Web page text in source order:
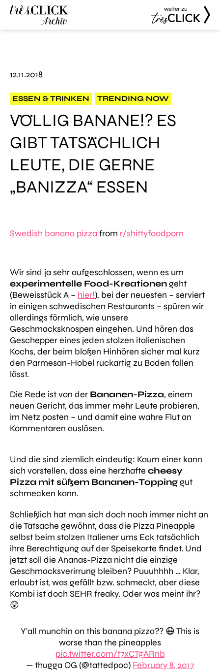
weiter zu
12.11.2018
ESSEN & TRINKEN TRENDING NOW
VÖLLIG BANANE!? ES
GIBT TATSÄCHLICH
LEUTE, DIE GERNE
„BANIZZA“ ESSEN
Swedish banana pizza from r/shittyfoodporn
Wir sind ja sehr aufgeschlossen, wenn es um
experimentelle Food-Kreationengeht
(Beweisstück A – hier!), bei der neuesten – serviert
in einigen schwedischen Restaurants – spüren wir
allerdings förmlich, wie unsere
Geschmacksknospen eingehen. Und hören das
Geschepper eines jeden stolzen italienischen
Kochs, der beim bloßen Hinhören sicher mal kurz
den Parmesan-Hobel ruckartig zu Boden fallen
lässt.
Die Rede ist von der Bananen-Pizza, einem
neuen Gericht, das immer mehr Leute probieren,
im Netz posten – und damit eine wahre Flut an
Kommentaren auslösen.
Und die sind ziemlich eindeutig: Kaum einer kann
sich vorstellen, dass eine herzhafte cheesy
Pizza mit süßem Bananen-Toppinggut
schmecken kann.
Schließlich hat man sich doch noch immer nicht an
die Tatsache gewöhnt, dass die Pizza Pineapple
selbst beim stolzen Italiener ums Eck tatsächlich
ihre Berechtigung auf der Speisekarte findet. Und
jetzt soll die Ananas-Pizza nicht die einzige
Geschmacksverirrung bleiben? Puuuhhhh … Klar,
erlaubt ist, was gefällt bzw. schmeckt, aber diese
Kombi ist doch SEHR freaky. Oder was meint ihr?
😲
Y'all munchin on this banana pizza?? 😷 This is
worse than the pineapples
pic.twitter.com/t7xCTgARnb
— thugga OG (@tattedpoc) February 8, 2017